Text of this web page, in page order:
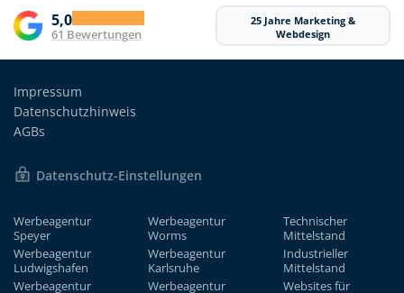
5,0
61 Bewertungen
25 Jahre Marketing &
Webdesign
Impressum
Datenschutzhinweis
AGBs
Datenschutz-Einstellungen
Werbeagentur
Speyer
Werbeagentur
Ludwigshafen
Werbeagentur
Werbeagentur
Worms
Werbeagentur
Karlsruhe
Werbeagentur
Technischer
Mittelstand
Industrieller
Mittelstand
Websites für